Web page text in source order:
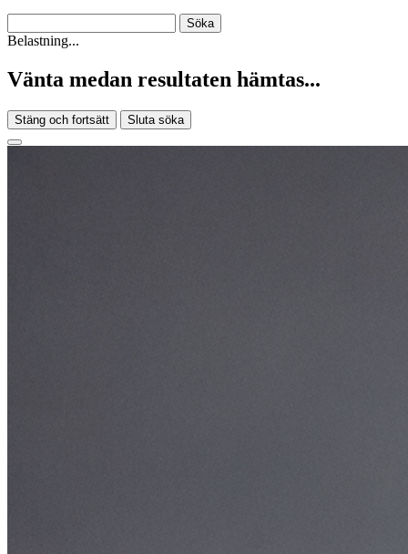
Belastning...
Vänta medan resultaten hämtas...
Stäng och fortsätt Sluta söka